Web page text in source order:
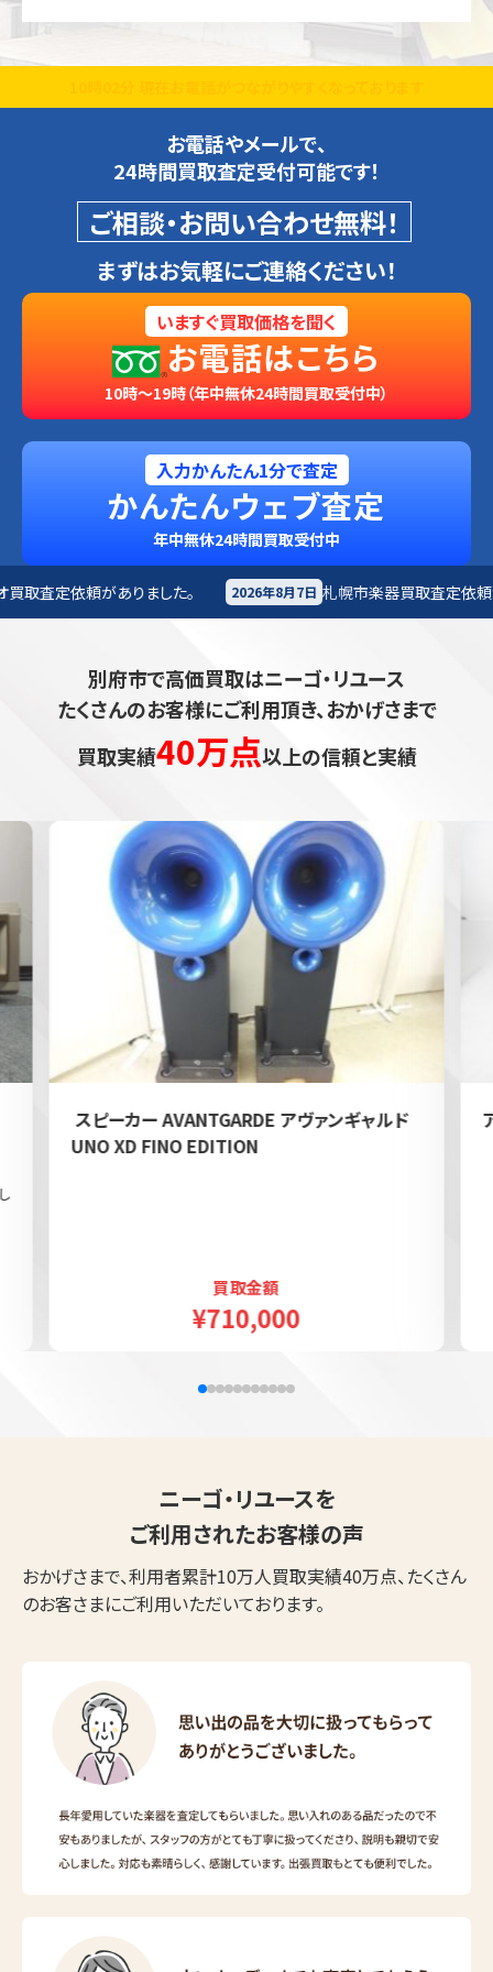
お電話やメールで、
24時間買取査定受付可能です！
ご相談・お問い合わせ無料！
まずはお気軽にご連絡ください！
いますぐ買取価格を聞く
お電話はこちら
10時～19時（年中無休24時間買取受付中）
入力かんたん1分で査定
かんたんウェブ査定
年中無休24時間買取受付中
た。 2026年8月7日 札幌市 楽器買取査定依頼がありました。
別府市で高価買取はニーゴ・リユース
たくさんのお客様にご利用頂き、おかげさまで
買取実績40万点以上の信頼と実績
スピーカー AVANTGARDE アヴァンギャルド
UNO XD FINO EDITION
買取金額
¥710,000
ニーゴ・リユースを
ご利用されたお客様の声
おかげさまで、利用者累計10万人買取実績40万点、たくさん
のお客さまにご利用いただいております。